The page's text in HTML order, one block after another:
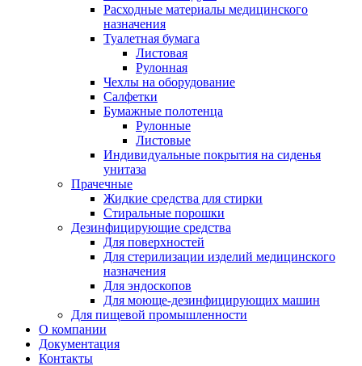
Расходные материалы медицинского
назначения
Туалетная бумага
Листовая
Рулонная
Чехлы на оборудование
Салфетки
Бумажные полотенца
Рулонные
Листовые
Индивидуальные покрытия на сиденья
унитаза
Прачечные
Жидкие средства для стирки
Стиральные порошки
Дезинфицирующие средства
Для поверхностей
Для стерилизации изделий медицинского
назначения
Для эндоскопов
Для моюще-дезинфицирующих машин
Для пищевой промышленности
О компании
Документация
Контакты